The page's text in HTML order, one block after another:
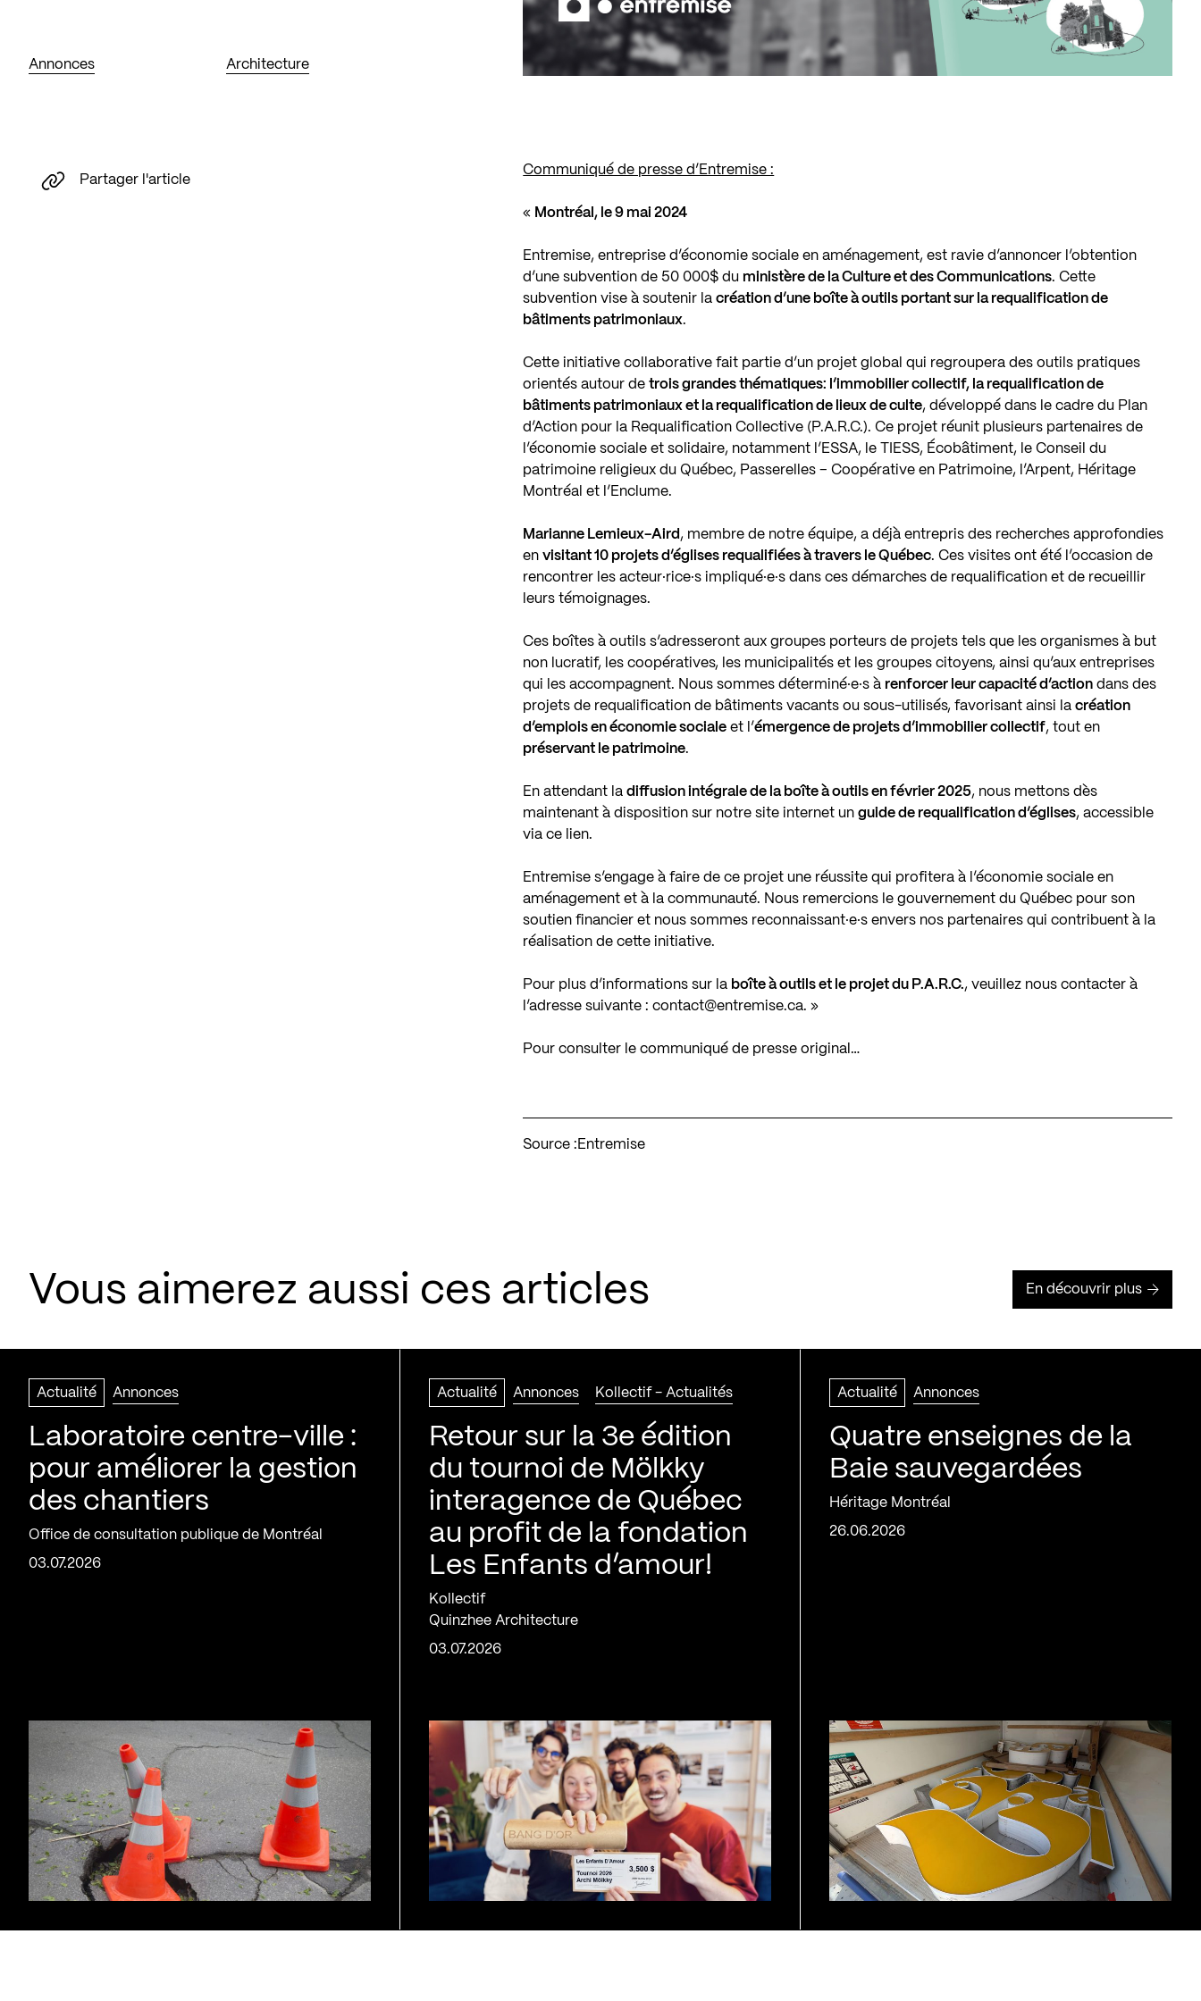
Annonces Architecture
Communiqué de presse d’Entremise :
« Montréal, le 9 mai 2024
Entremise, entreprise d’économie sociale en aménagement, est ravie d’annoncer l’obtention
d’une subvention de 50 000$ du ministère de la Culture et des Communications. Cette
subvention vise à soutenir lacréation d’une boîte à outils portant sur la requalification de
bâtiments patrimoniaux.
Cette initiative collaborative fait partie d’un projet global qui regroupera des outils pratiques
orientés autour detrois grandes thématiques: l’immobilier collectif, la requalification de
bâtiments patrimoniaux et la requalification de lieux de culte, développé dans le cadre du Plan
d’Action pour la Requalification Collective (P.A.R.C.). Ce projet réunit plusieurs partenaires de
l’économie sociale et solidaire, notamment l’ESSA, le TIESS, Écobâtiment, le Conseil du
patrimoine religieux du Québec, Passerelles – Coopérative en Patrimoine, l’Arpent, Héritage
Montréal et l’Enclume.
Marianne Lemieux-Aird , membre de notre équipe, a déjà entrepris des recherches approfondies
envisitant 10 projets d’églises requalifiées à travers le Québec. Ces visites ont été l’occasion de
rencontrer les acteur·rice·s impliqué·e·s dans ces démarches de requalification et de recueillir
leurs témoignages.
Ces boîtes à outils s’adresseront aux groupes porteurs de projets tels que les organismes à but
non lucratif, les coopératives, les municipalités et les groupes citoyens, ainsi qu’aux entreprises
qui les accompagnent. Nous sommes déterminé·e·s à renforcer leur capacité d’action dans des
projets de requalification de bâtiments vacants ou sous-utilisés, favorisant ainsi lacréation
d’emplois en économie sociale et l’émergence de projets d’immobilier collectif, tout en
préservant le patrimoine.
En attendant ladiffusion intégrale de la boîte à outils en février 2025, nous mettons dès
maintenant à disposition sur notre site internet unguide de requalification d’églises, accessible
viace lien.
Entremise s’engage à faire de ce projet une réussite qui profitera à l’économie sociale en
aménagement et à la communauté. Nous remercions le gouvernement du Québec pour son
soutien financier et nous sommes reconnaissant·e·s envers nos partenaires qui contribuent à la
réalisation de cette initiative.
Pour plus d’informations sur la boîte à outils et le projet du P.A.R.C., veuillez nous contacter à
l’adresse suivante :contact@entremise.ca. »
Pour consulter le communiqué de presse original…
Source : Entremise
Partager l'article
Vous aimerez aussi ces articles En découvrir plus
Actualité Annonces
Laboratoire centre-ville :
pour améliorer la gestion
des chantiers
Office de consultation publique de Montréal
03.07.2026
Actualité Annonces Kollectif - Actualités
Retour sur la 3e édition
du tournoi de Mölkky
interagence de Québec
au profit de la fondation
Les Enfants d’amour!
Kollectif
Quinzhee Architecture
03.07.2026
Actualité Annonces
Quatre enseignes de la
Baie sauvegardées
Héritage Montréal
26.06.2026